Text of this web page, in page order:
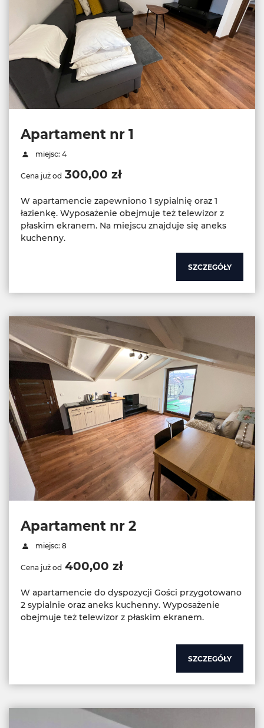
Apartament nr 1
miejsc: 4
Cena już od 300,00 zł
W apartamencie zapewniono 1 sypialnię oraz 1
łazienkę. Wyposażenie obejmuje też telewizor z
płaskim ekranem. Na miejscu znajduje się aneks
kuchenny.
SZCZEGÓŁY
Apartament nr 2
miejsc: 8
Cena już od 400,00 zł
W apartamencie do dyspozycji Gości przygotowano
2 sypialnie oraz aneks kuchenny. Wyposażenie
obejmuje też telewizor z płaskim ekranem.
SZCZEGÓŁY